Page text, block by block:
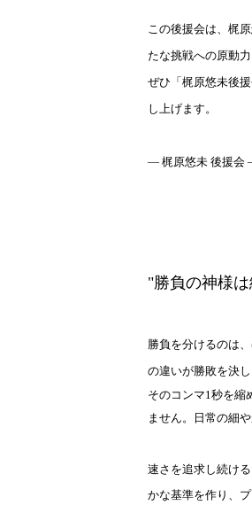
この後援会は、梶
たな挑戦への原動
ぜひ「梶原悠未後
し上げます。
― 梶原悠未 後援会
"勝負の神様
勝負を分けるのは
の違いが勝敗を決し
そのコンマ1秒を縮
ません。日常の細
速さを追求し続け
かな基準を作り、